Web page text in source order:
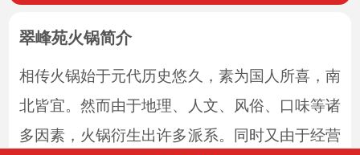
翠峰苑火锅简介
相传火锅始于元代历史悠久，素为国人所喜，南
北皆宜。然而由于地理、人文、风俗、口味等诸
多因素，火锅衍生出许多派系。同时又由于经营